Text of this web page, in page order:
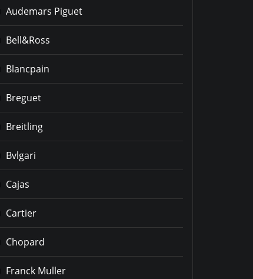
Audemars Piguet
Bell&Ross
Blancpain
Breguet
Breitling
Bvlgari
Cajas
Cartier
Chopard
Franck Muller